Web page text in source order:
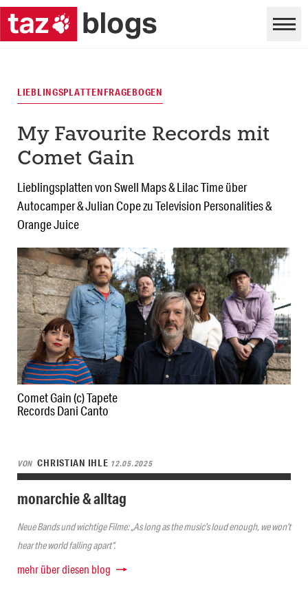
Comet Gain (c) Tapete
Records Dani Canto
LIEBLINGSPLATTENFRAGEBOGEN
My Favourite Records mit
Comet Gain
Lieblingsplatten von Swell Maps & Lilac Time über
Autocamper & Julian Cope zu Television Personalities &
Orange Juice
VON CHRISTIAN IHLE 12.05.2025
monarchie & alltag
Neue Bands und wichtige Filme: „As long as the music’s loud enough, we won’t
hear the world falling apart“.
mehr über diesen blog